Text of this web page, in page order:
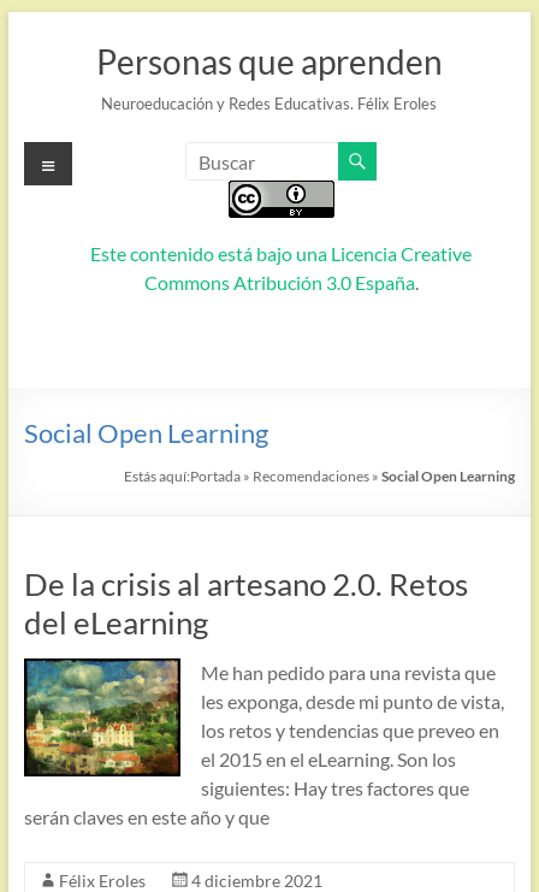
Personas que aprenden
Neuroeducación y Redes Educativas. Félix Eroles
Este contenido está bajo una Licencia Creative
Commons Atribución 3.0 España.
Menú
Social Open Learning
Estás aquí:Portada » Recomendaciones »Social Open Learning
De la crisis al artesano 2.0. Retos
del eLearning
Me han pedido para una revista que
les exponga, desde mi punto de vista,
los retos y tendencias que preveo en
el 2015 en el eLearning. Son los
siguientes: Hay tres factores que
serán claves en este año y que
Félix Eroles
4 diciembre 2021